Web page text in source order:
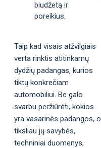
biudžetą ir
poreikius.
Taip kad visais atžvilgiais
verta rinktis atitinkamų
dydžių padangas, kurios
tiktų konkrečiam
automobiliui. Be galo
svarbu peržiūrėti, kokios
yra vasarinės padangos, o
tiksliau jų savybės,
techniniai duomenys,